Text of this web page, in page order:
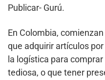
Publicar- Gurú.
En Colombia,
que adquirir artículos
la logística para
tediosa, o que tener